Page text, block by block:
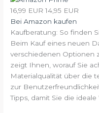
16,99 EUR 14,95 EUR
Bei Amazon kaufen
Kaufberatung: So finden
Beim Kauf eines neuen
verschiedenen Optionen
zeigt Ihnen, worauf Sie
Materialqualität über die
zur
Tipps, damit Sie die